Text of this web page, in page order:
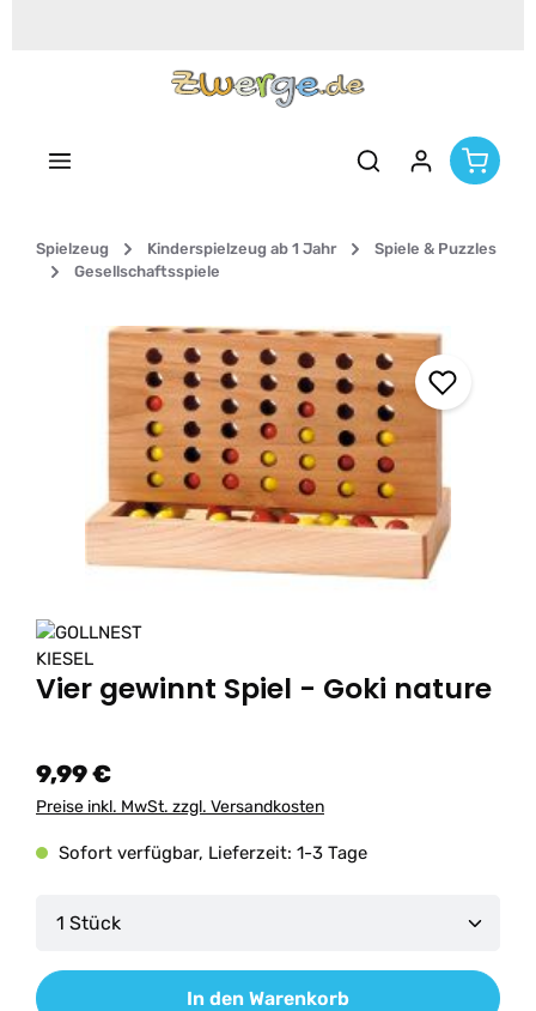
Spielzeug Kinderspielzeug ab 1 Jahr
Spiele & Puzzles
Gesellschaftsspiele
Bildergalerie überspringen
Vier gewinnt Spiel - Goki nature
9,99 €
Preise inkl. MwSt. zzgl. Versandkosten
Sofort verfügbar, Lieferzeit: 1-3 Tage
Produkt Anzahl: Gib den gewünschten Wert
In den Warenkorb